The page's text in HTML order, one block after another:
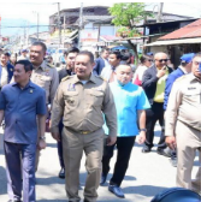
ระทรวงหลักหลายแห่ง